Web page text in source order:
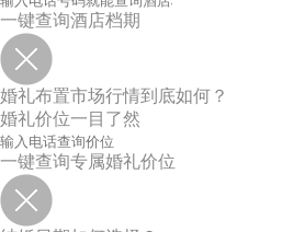
一键查询酒店档期
婚礼布置市场行情到底如何？
婚礼价位一目了然
一键查询专属婚礼价位